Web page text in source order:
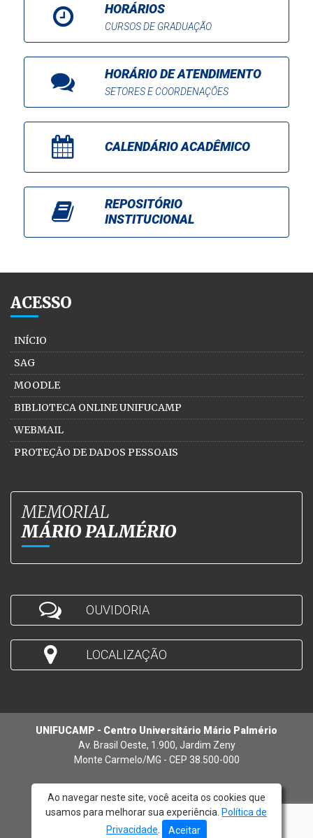
HORÁRIOS
CURSOS DE GRADUAÇÃO
HORÁRIO DE ATENDIMENTO
SETORES E COORDENAÇÕES
CALENDÁRIO ACADÊMICO
REPOSITÓRIO
INSTITUCIONAL
ACESSO
INÍCIO
SAG
MOODLE
BIBLIOTECA ONLINE UNIFUCAMP
WEBMAIL
PROTEÇÃO DE DADOS PESSOAIS
MEMORIAL
MÁRIO PALMÉRIO
OUVIDORIA
LOCALIZAÇÃO
UNIFUCAMP - Centro Universitário Mário Palmério
Av. Brasil Oeste, 1.900, Jardim Zeny
Monte Carmelo/MG - CEP 38.500-000
© 2026 - UNIFUCAMP
Ao navegar neste site, você aceita os cookies que
usamos para melhorar sua experiência. Política de
Privacidade. Aceitar